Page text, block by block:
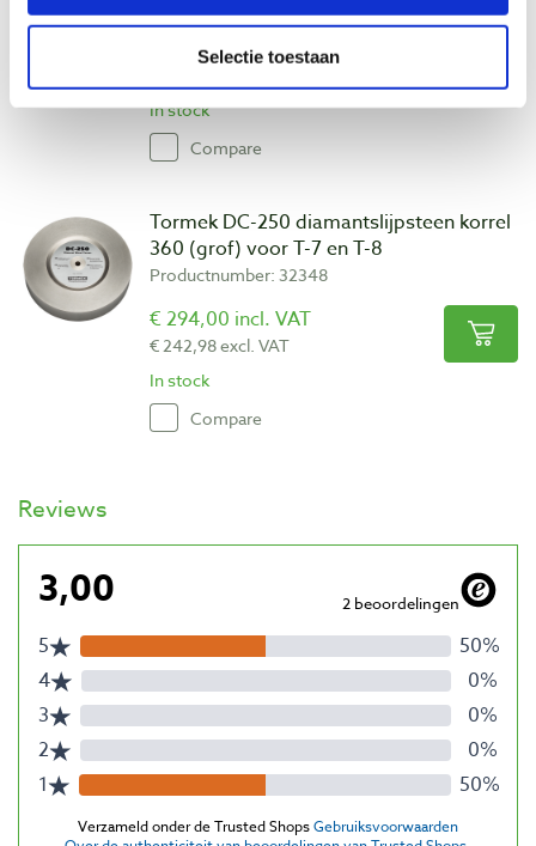
Selectie toestaan
€ 281,00 incl. VAT
In stock
Compare
Tormek DC-250 diamantslijpsteen korrel
360 (grof) voor T-7 en T-8
Productnumber: 32348
€ 294,00 incl. VAT
€ 242,98 excl. VAT
In stock
Compare
Reviews